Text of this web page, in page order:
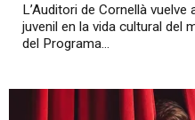
L’Auditori de Cornellà
juvenil en la vida cultural del
del Programa...